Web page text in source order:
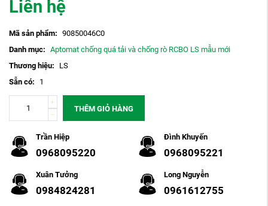
Liên hệ
Mã sản phẩm: 90850046C0
Danh mục: Aptomat chống quá tải và chống rò RCBO LS mẫu mới
Thương hiệu:
LS
Sẵn có:
1
THÊM GIỎ HÀNG
Trần Hiệp
0968095220
Đình Khuyến
0968095221
Xuân Tưởng
0984824281
Long Nguyễn
0961612755